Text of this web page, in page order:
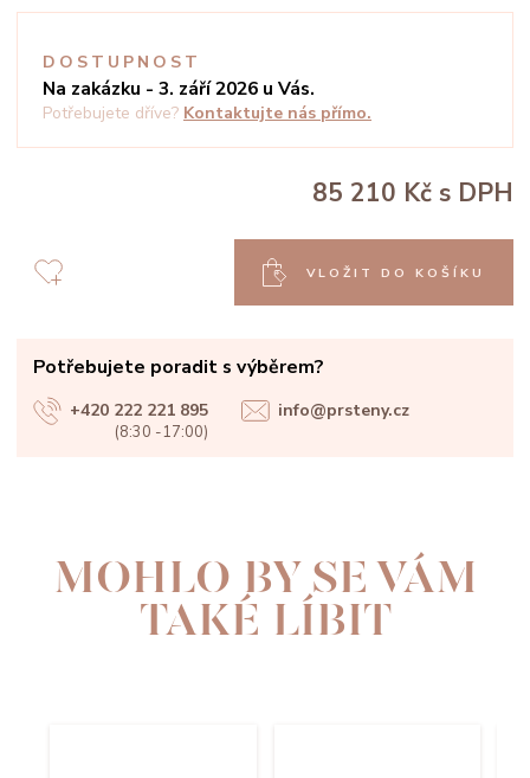
DOSTUPNOST
Na zakázku - 3. září 2026 u Vás.
Potřebujete dříve? Kontaktujte nás přímo.
85 210 Kč s DPH
VLOŽIT DO KOŠÍKU
Potřebujete poradit s výběrem?
+420 222 221 895
(8:30 -17:00)
info@prsteny.cz
MOHLO BY SE VÁM
TAKÉ LÍBIT